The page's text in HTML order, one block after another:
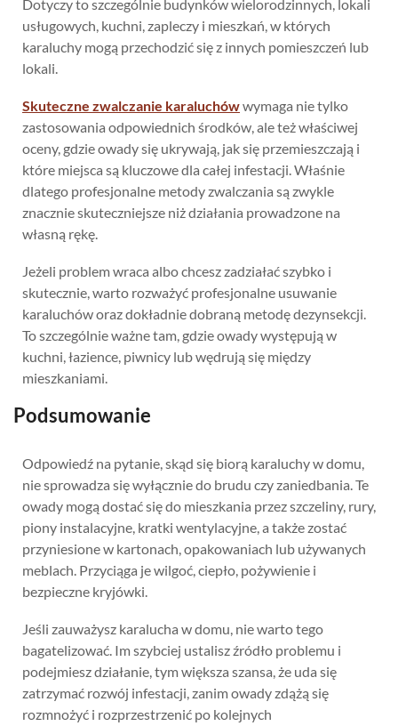
Dotyczy to szczególnie budynków wielorodzinnych, lokali
usługowych, kuchni, zapleczy i mieszkań, w których
karaluchy mogą przechodzić się z innych pomieszczeń lub
lokali.
Skuteczne zwalczanie karaluchówwymaga nie tylko
zastosowania odpowiednich środków, ale też właściwej
oceny, gdzie owady się ukrywają, jak się przemieszczają i
które miejsca są kluczowe dla całej infestacji. Właśnie
dlatego profesjonalne metody zwalczania są zwykle
znacznie skuteczniejsze niż działania prowadzone na
własną rękę.
Jeżeli problem wraca albo chcesz zadziałać szybko i
skutecznie, warto rozważyć profesjonalne usuwanie
karaluchów oraz dokładnie dobraną metodę dezynsekcji.
To szczególnie ważne tam, gdzie owady występują w
kuchni, łazience, piwnicy lub wędrują się między
mieszkaniami.
Podsumowanie
Odpowiedź na pytanie, skąd się biorą karaluchy w domu,
nie sprowadza się wyłącznie do brudu czy zaniedbania. Te
owady mogą dostać się do mieszkania przez szczeliny, rury,
piony instalacyjne, kratki wentylacyjne, a także zostać
przyniesione w kartonach, opakowaniach lub używanych
meblach. Przyciąga je wilgoć, ciepło, pożywienie i
bezpieczne kryjówki.
Jeśli zauważysz karalucha w domu, nie warto tego
bagatelizować. Im szybciej ustalisz źródło problemu i
podejmiesz działanie, tym większa szansa, że uda się
zatrzymać rozwój infestacji, zanim owady zdążą się
rozmnożyć i rozprzestrzenić po kolejnych